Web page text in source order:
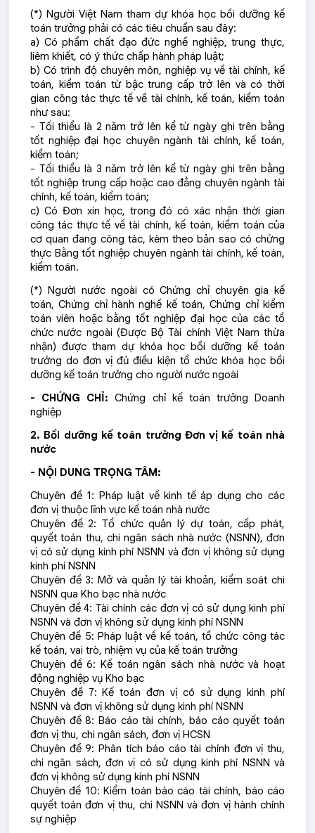
(*) Người Việt Nam tham dự khóa học bồi dưỡng kế
toán trưởng phải có các tiêu chuẩn sau đây:
a) Có phẩm chất đạo đức nghề nghiệp, trung thực,
liêm khiết, có ý thức chấp hành pháp luật;
b) Có trình độ chuyên môn, nghiệp vụ về tài chính, kế
toán, kiểm toán từ bậc trung cấp trở lên và có thời
gian công tác thực tế về tài chính, kế toán, kiểm toán
như sau:
- Tối thiểu là 2 năm trở lên kể từ ngày ghi trên bằng
tốt nghiệp đại học chuyên ngành tài chính, kế toán,
kiểm toán;
- Tối thiểu là 3 năm trở lên kể từ ngày ghi trên bằng
tốt nghiệp trung cấp hoặc cao đẳng chuyên ngành tài
chính, kế toán, kiểm toán;
c) Có Đơn xin học, trong đó có xác nhận thời gian
công tác thực tế về tài chính, kế toán, kiểm toán của
cơ quan đang công tác, kèm theo bản sao có chứng
thực Bằng tốt nghiệp chuyên ngành tài chính, kế toán,
kiểm toán.
(*) Người nước ngoài có Chứng chỉ chuyên gia kế
toán, Chứng chỉ hành nghề kế toán, Chứng chỉ kiểm
toán viên hoặc bằng tốt nghiệp đại học của các tổ
chức nước ngoài (Được Bộ Tài chính Việt Nam thừa
nhận) được tham dự khóa học bồi dưỡng kế toán
trưởng do đơn vị đủ điều kiện tổ chức khóa học bồi
dưỡng kế toán trưởng cho người nước ngoài
- CHỨNG CHỈ:Chứng chỉ kế toán trưởng Doanh
nghiệp
2. Bồi dưỡng kế toán trưởng Đơn vị kế toán nhà
nước
- NỘI DUNG TRỌNG TÂM:
Chuyên đề 1: Pháp luật về kinh tế áp dụng cho các
đơn vị thuộc lĩnh vực kế toán nhà nước
Chuyên đề 2: Tổ chức quản lý dự toán, cấp phát,
quyết toán thu, chi ngân sách nhà nước (NSNN), đơn
vị có sử dụng kinh phí NSNN và đơn vị không sử dụng
kinh phí NSNN
Chuyên đề 3: Mở và quản lý tài khoản, kiểm soát chi
NSNN qua Kho bạc nhà nước
Chuyên đề 4: Tài chính các đơn vị có sử dụng kinh phí
NSNN và đơn vị không sử dụng kinh phí NSNN
Chuyên đề 5: Pháp luật về kế toán, tổ chức công tác
kế toán, vai trò, nhiệm vụ của kế toán trưởng
Chuyên đề 6: Kế toán ngân sách nhà nước và hoạt
động nghiệp vụ Kho bạc
Chuyên đề 7: Kế toán đơn vị có sử dụng kinh phí
NSNN và đơn vị không sử dụng kinh phí NSNN
Chuyên đề 8: Báo cáo tài chính, báo cáo quyết toán
đơn vị thu, chi ngân sách, đơn vị HCSN
Chuyên đề 9: Phân tích báo cáo tài chính đơn vị thu,
chi ngân sách, đơn vị có sử dụng kinh phí NSNN và
đơn vị không sử dụng kinh phí NSNN
Chuyên đề 10: Kiểm toán báo cáo tài chính, báo cáo
quyết toán đơn vị thu, chi NSNN và đơn vị hành chính
sự nghiệp